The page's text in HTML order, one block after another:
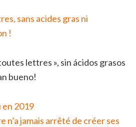
sans acides gras ni
!
lettres », sin ácidos grasos
bueno!
en 2019
n’a jamais arrêté de créer ses